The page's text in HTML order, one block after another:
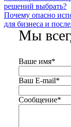
решений выбрать?
Почему опасно
для бизнеса и
Мы
Ваше имя*
Ваш E-mail*
Сообщение*